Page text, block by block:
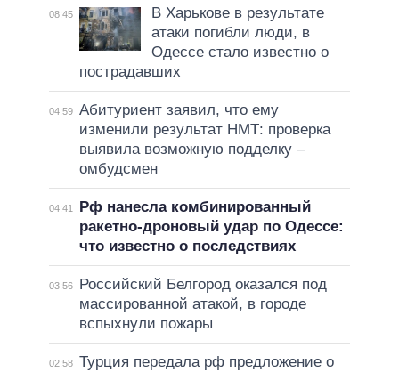
08:45
В Харькове в результате
атаки погибли люди, в
Одессе стало известно о
пострадавших
04:59 Абитуриент заявил, что ему
изменили результат НМТ: проверка
выявила возможную подделку –
омбудсмен
04:41
Рф нанесла комбинированный
ракетно-дроновый удар по Одессе:
что известно о последствиях
03:56
Российский Белгород оказался под
массированной атакой, в городе
вспыхнули пожары
02:58 Турция передала рф предложение о